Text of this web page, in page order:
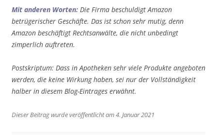
Mit anderen Worten: Die Firma beschuldigt Amazon
betrügerischer Geschäfte. Das ist schon sehr mutig, denn
Amazon beschäftigt Rechtsanwälte, die nicht unbedingt
zimperlich auftreten.
Postskriptum: Dass in Apotheken sehr viele Produkte angeboten
werden, die keine Wirkung haben, sei nur der Vollständigkeit
halber in diesem Blog-Eintrages erwähnt.
Dieser Beitrag wurde veröffentlicht am 4. Januar 2021